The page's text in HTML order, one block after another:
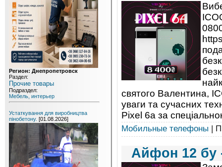
Регион: Днепропетровск
Раздел:
Прочие товары
Подраздел:
Мебель, интерьер
Устаткування для виробництва
пінобетону. [01.08.2026]
святого Валентина,
уваги та сучасних
Pixel 6a за
Мобильные телефоны |
Айфон 12 бу